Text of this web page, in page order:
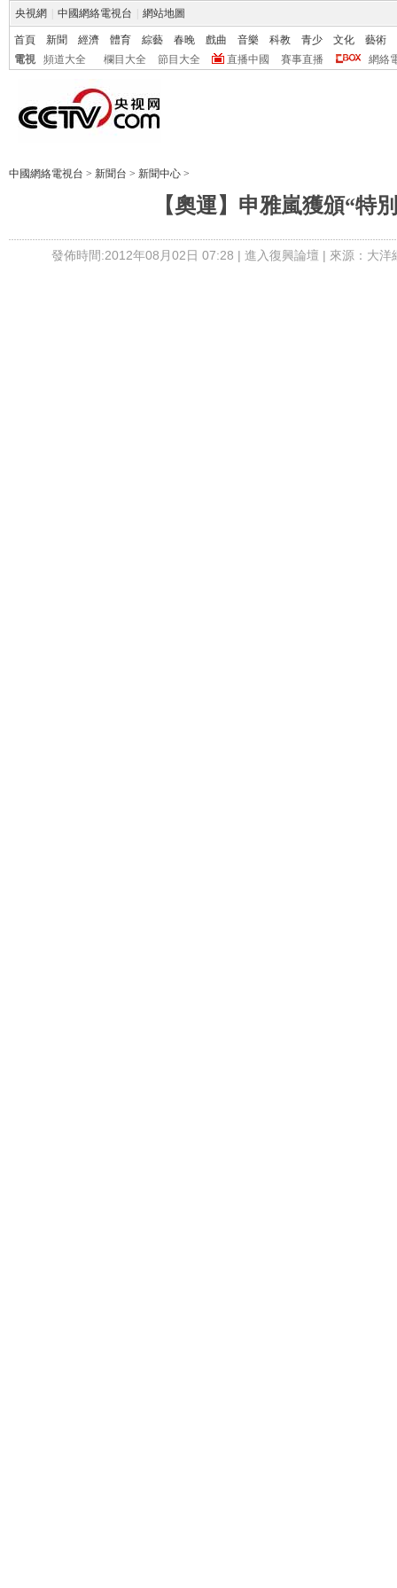
央視網 中國網絡電視台 網站地圖
首頁 新聞 經濟 體育 綜藝 春晚 戲曲 音樂 科教 青少 文化
藝術
電視
頻道大全 欄目大全 節目大全 直播中國 賽事直播 網絡
中國網絡電視台 > 新聞台 > 新聞中心 >
【奧運】申雅嵐獲頒“特
發佈時間:2012年08月02日 07:28 | 進入復興論壇 | 來源：大